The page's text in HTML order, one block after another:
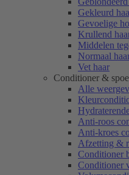
Gekleurd
Gevoelige
Krullend
Middelen
Normaal
Vet haar
Conditioner &
Alle
Anti-roos
Anti-kroes
Afzetting &
Conditioner
Conditioner